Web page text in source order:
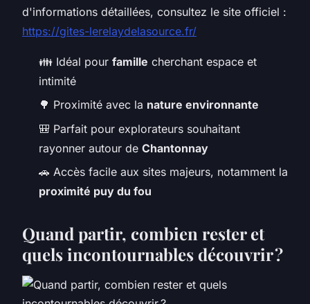
d'informations détaillées, consultez le site officiel :
https://gites-lerelaydelasource.fr/
👪 Idéal pour famille cherchant espace et
intimité
🌳 Proximité avec la nature environnante
🎒 Parfait pour explorateurs souhaitant
rayonner autour de Chantonnay
🚗 Accès facile aux sites majeurs, notamment la
proximité puy du fou
Quand partir, combien rester et
quels incontournables découvrir ?